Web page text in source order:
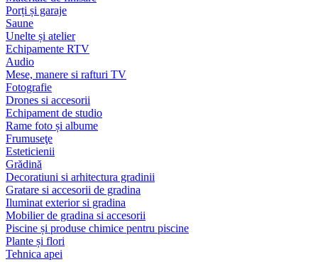
Porți și garaje
Saune
Unelte și atelier
Echipamente RTV
Audio
Mese, manere si rafturi TV
Fotografie
Drones si accesorii
Echipament de studio
Rame foto și albume
Frumuseţe
Esteticienii
Grădină
Decoratiuni si arhitectura gradinii
Gratare si accesorii de gradina
Iluminat exterior si gradina
Mobilier de gradina si accesorii
Piscine și produse chimice pentru piscine
Plante și flori
Tehnica apei